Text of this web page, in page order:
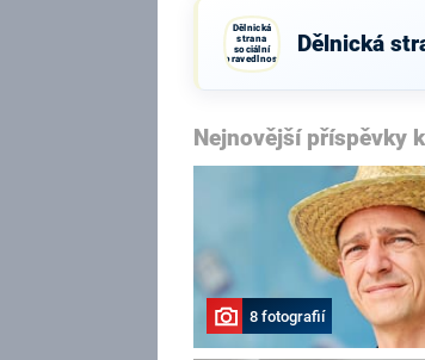
Dělnická
strana
sociální
spravedlnosti
Dělnická
Nejnovější příspěvky
8 fotografií